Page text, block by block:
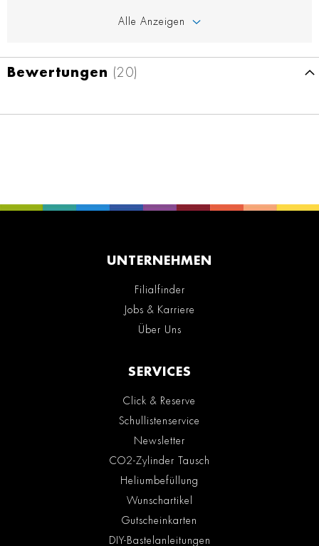
Alle Anzeigen
Bewertungen 20
UNTERNEHMEN
Filialfinder
Jobs & Karriere
Über Uns
SERVICES
Click & Reserve
Schullistenservice
Newsletter
CO2-Zylinder Tausch
Heliumbefüllung
Wunschartikel
Gutscheinkarten
DIY-Bastelanleitungen